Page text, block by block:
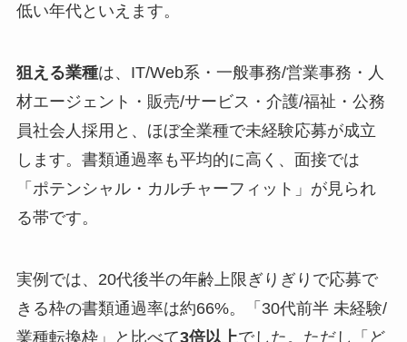
低い年代といえます。
狙える業種は、IT/Web系・一般事務/営業事務・人
材エージェント・販売/サービス・介護/福祉・公務
員社会人採用と、ほぼ全業種で未経験応募が成立
します。書類通過率も平均的に高く、面接では
「ポテンシャル・カルチャーフィット」が見られ
る帯です。
実例では、20代後半の年齢上限ぎりぎりで応募で
きる枠の書類通過率は約66%。「30代前半 未経験/
業種転換枠」と比べて3倍以上でした。ただし「ど